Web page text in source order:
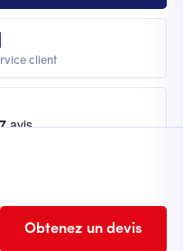
Obtenez un devis
client